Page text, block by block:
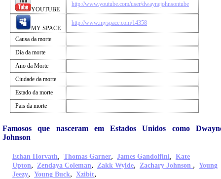
YOUTUBE
http://www.youtube.com/user/dwaynejohnsontube
MY SPACE
http://www.myspace.com/14358
Causa da morte
Dia da morte
Ano da Morte
Ciudade da morte
Estado da morte
Pais da morte
Famosos que nasceram em Estados Unidos como
Johnson
Ethan Horvath, Thomas Garner, James Gandolfini, Kate
Upton, Zendaya Coleman, Zakk Wylde, Zachary Johnson , Young
Jeezy, Young Buck, Xzibit,